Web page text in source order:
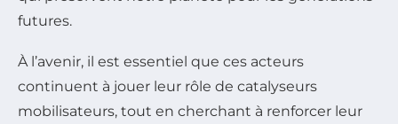
futures.
À l’avenir, il est essentiel que ces acteurs
continuent à jouer leur rôle de catalyseurs
mobilisateurs, tout en cherchant à renforcer leur